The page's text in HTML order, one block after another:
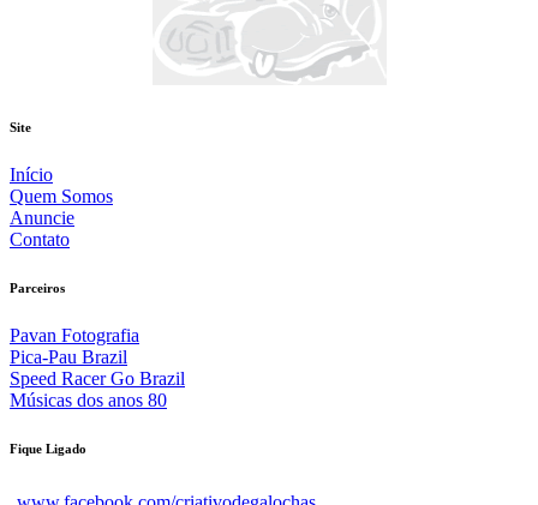
Site
Início
Quem Somos
Anuncie
Contato
Parceiros
Pavan Fotografia
Pica-Pau Brazil
Speed Racer Go Brazil
Músicas dos anos 80
Fique Ligado